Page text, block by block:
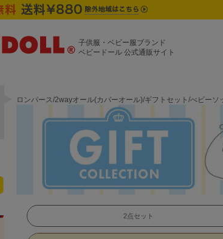
子供服・ベビー服ブランド
ベビードール 公式通販サイト
ロンパース/2wayオール(カバーオール)/ギフトセット/べビー
2点セット